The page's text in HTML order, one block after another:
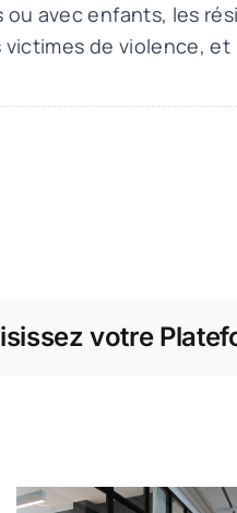
ou avec enfants, les
de violence,
votre